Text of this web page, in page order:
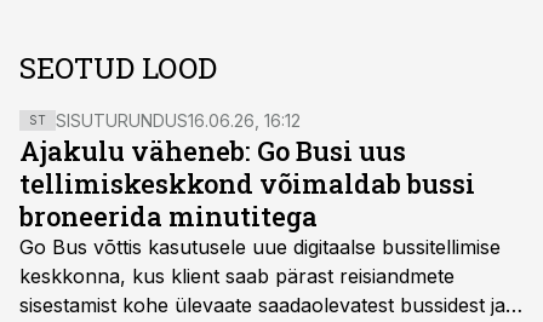
SEOTUD LOOD
ST SISUTURUNDUS16.06.26, 16:12
Ajakulu väheneb: Go Busi uus
tellimiskeskkond võimaldab bussi
broneerida minutitega
Go Bus võttis kasutusele uue digitaalse bussitellimise
keskkonna, kus klient saab pärast reisiandmete
sisestamist kohe ülevaate saadaolevatest bussidest ja